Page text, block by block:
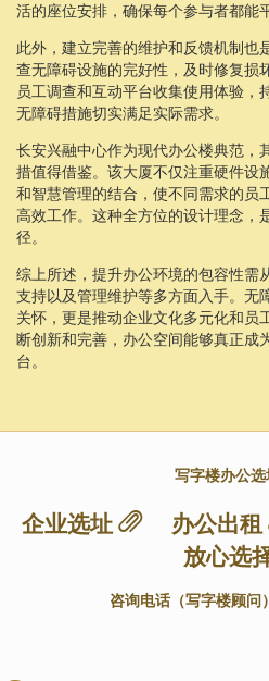
活的座位安排，确保每个参与者都能
此外，建立完善的维护和反馈机制也
查无障碍设施的完好性，及时修复损
员工调查和互动平台收集使用体验，
无障碍措施切实满足实际需求。
长安兴融中心作为现代办公楼典范，
措值得借鉴。该大厦不仅注重硬件设
和智慧管理的结合，使不同需求的员
高效工作。这种全方位的设计理念，
径。
综上所述，提升办公环境的包容性需
支持以及管理维护等多方面入手。无
关怀，更是推动企业文化多元化和员
断创新和完善，办公空间能够真正成
台。
写字楼办公选
企业选址 办公出租
放心选
咨询电话（写字楼顾问